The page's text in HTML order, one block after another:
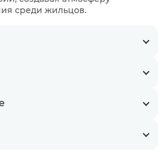
среди жильцов.